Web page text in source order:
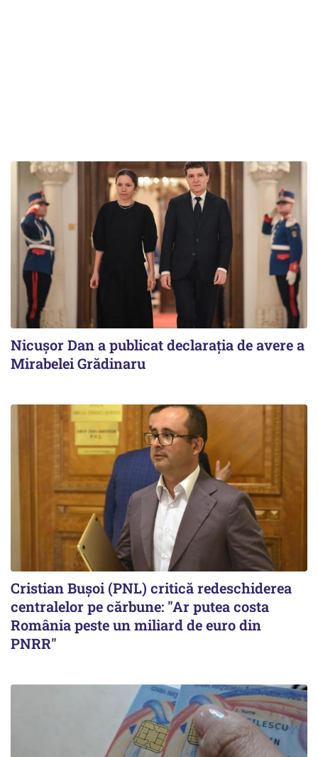
Nicuşor Dan a publicat declaraţia de avere a
Mirabelei Grădinaru
Cristian Bușoi (PNL) critică redeschiderea
centralelor pe cărbune: "Ar putea costa
România peste un miliard de euro din
PNRR"